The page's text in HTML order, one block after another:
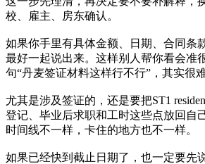
校、雇主、房东确认。
如果你手里有具体金额、日期、合同条
最好一起说出来。这样别人帮你看会准
句“丹麦签证材料这样行不行”，其实很难
尤其是涉及签证的，还是要把ST1
登记、毕业后求职和工时这些点放回自
时间线不一样，卡住的地方也不一样。
如果已经快到截止日期了，也一定要先